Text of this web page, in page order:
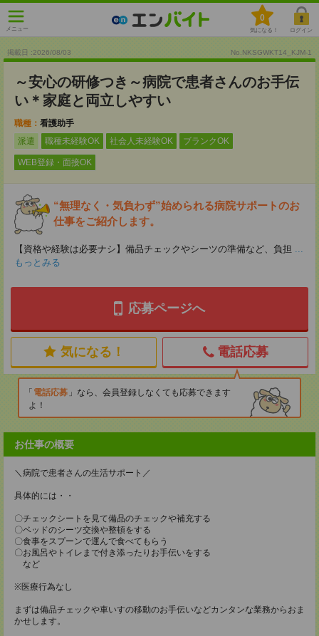
メニュー
0
気になる！ ログイン
掲載日 :2026/08/03 No.NKSGWKT14_KJM-1
～安心の研修つき～病院で患者さんのお手伝
い＊家庭と両立しやすい
職種： 看護助手
派遣
職種未経験OK 社会人未経験OK ブランクOK
WEB登録・面接OK
“無理なく・気負わず”始められる病院サポートのお
仕事をご紹介します。
【資格や経験は必要ナシ】備品チェックやシーツの準備など、負担 ...
もっとみる
応募ページへ
気になる！ 電話応募
電話応募
なら、会員登録しなくても応募できます
よ！
お仕事の概要
＼病院で患者さんの生活サポート／
具体的には・・
〇チェックシートを見て備品のチェックや補充する
〇ベッドのシーツ交換や整頓をする
〇食事をスプーンで運んで食べてもらう
〇お風呂やトイレまで付き添ったりお手伝いをする
など
※医療行為なし
まずは備品チェックや車いすの移動のお手伝いなどカンタンな業務からおま
かせします。